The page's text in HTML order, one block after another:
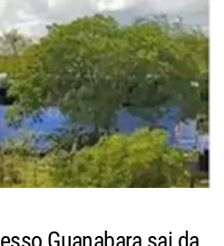
Guanabara sai da